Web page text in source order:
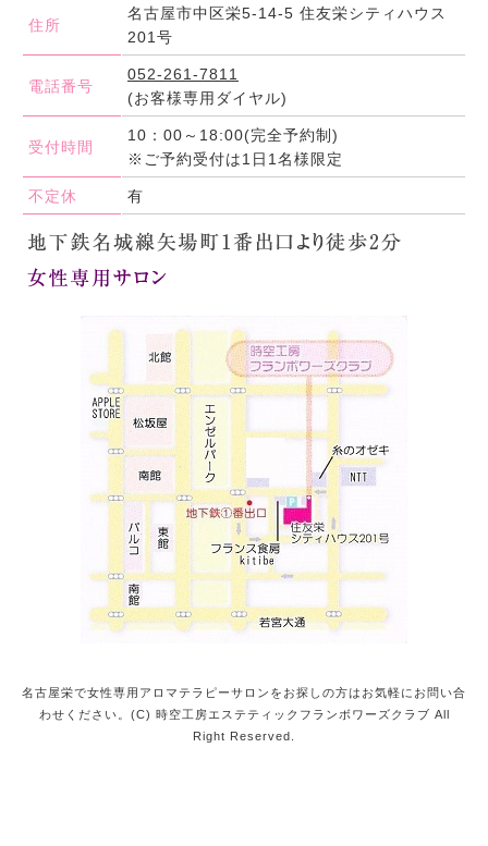
住所
名古屋市中区栄5-14-5 住友栄シティハウス
201号
電話番号
052-261-7811
(お客様専用ダイヤル)
受付時間
10：00～18:00(完全予約制)
※ご予約受付は1日1名様限定
不定休 有
名古屋栄で女性専用アロマテラピーサロンをお探しの方はお気軽にお問い合
わせください。(C) 時空工房エステティックフランボワーズクラブ All
Right Reserved.